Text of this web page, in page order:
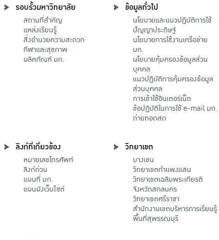
รอบรั้วมหาวิทยาลัย
สถานที่สำคัญ
แหล่งเรียนรู้
สิ่งอำนวยความสะดวก
กีฬาและสุขภาพ
ผลิตภัณฑ์ มก.
ข้อมูลทั่วไป
นโยบายและแนวปฏิบัติการใช้
ปัญญาประดิษฐ์
นโยบายการใช้งานเครือข่าย
มก.
นโยบายคุ้มครองข้อมูลส่วน
บุคคล
แนวปฏิบัติการคุ้มครองข้อมูล
ส่วนบุคคล
การเข้าใช้อินเตอร์เน็ต
ข้อปฏิบัติในการใช้ e-mail มก.
ถ่ายทอดสด
ลิงก์ที่เกี่ยวข้อง
หมายเลขโทรศัพท์
ลิงก์ด่วน
แผนที่ มก.
แผนผังเว็บไซต์
วิทยาเขต
บางเขน
วิทยาเขตกําแพงแสน
วิทยาเขตเฉลิมพระเกียรติ
จังหวัดสกลนคร
วิทยาเขตศรีราชา
สำนักงานเขตบริหารการเรียนรู้
พื้นที่สุพรรณบุรี